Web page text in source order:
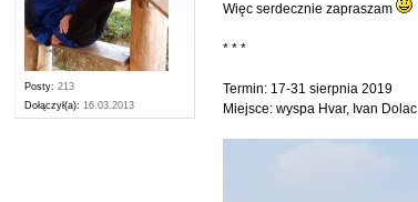
Posty: 213
Dołączył(a): 16.03.2013
Więc serdecznie zapraszam
* * *
Termin: 17-31 sierpnia 2019
Miejsce: wyspa Hvar, Ivan Dolac